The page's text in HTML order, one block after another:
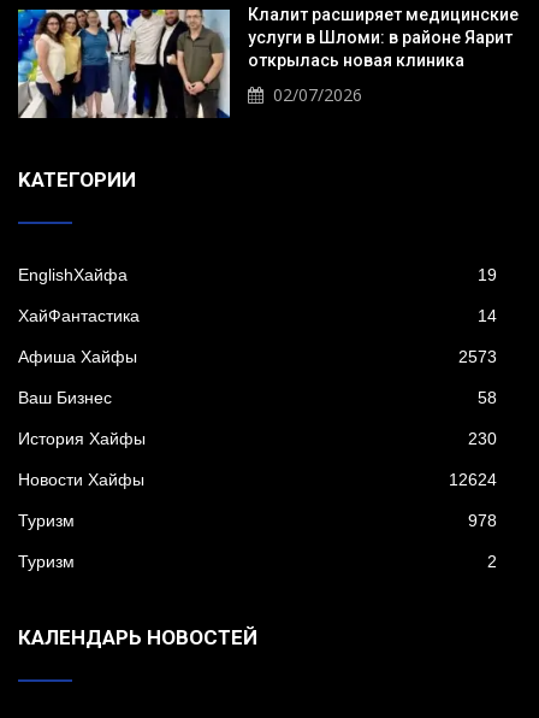
Клалит расширяет медицинские
услуги в Шломи: в районе Яарит
открылась новая клиника
02/07/2026
KАТЕГОРИИ
EnglishХайфа 19
XайФантастика 14
Афиша Хайфы 2573
Ваш Бизнес 58
История Хайфы 230
Новости Хайфы 12624
Туризм 978
Туризм 2
КАЛЕНДАРЬ НОВОСТЕЙ